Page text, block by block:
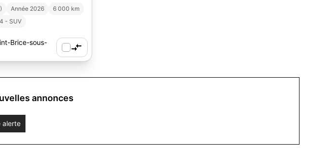
Année 2026
6 000 km
- SUV
Brice-sous-
annonces
alerte